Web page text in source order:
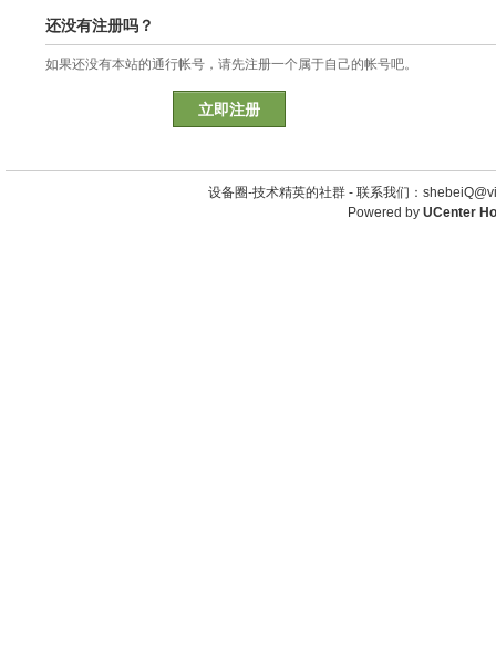
还没有注册吗？
如果还没有本站的通行帐号，请先注册一个属于自己的帐号吧。
立即注册
设备圈-技术精英的社群 - 联系我们：
Powered by UCenter